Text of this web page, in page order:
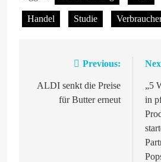
Handel Studie
Beitragsnavigation
Previous:
ALDI senkt die Preise
für Butter erneut
„5
in